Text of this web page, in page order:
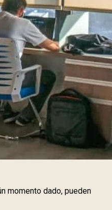
momento dado, pueden